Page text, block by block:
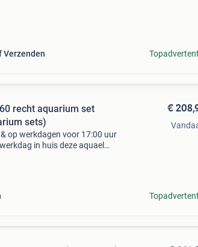
Verzenden
recht aquarium set
sets)
op werkdagen voor 17:00 uur
in huis deze aquael
€